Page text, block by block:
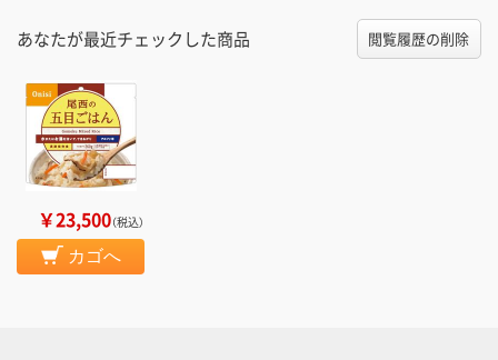
あなたが最近チェックした商品 閲覧履歴の削除
￥23,500（税込）
カゴへ